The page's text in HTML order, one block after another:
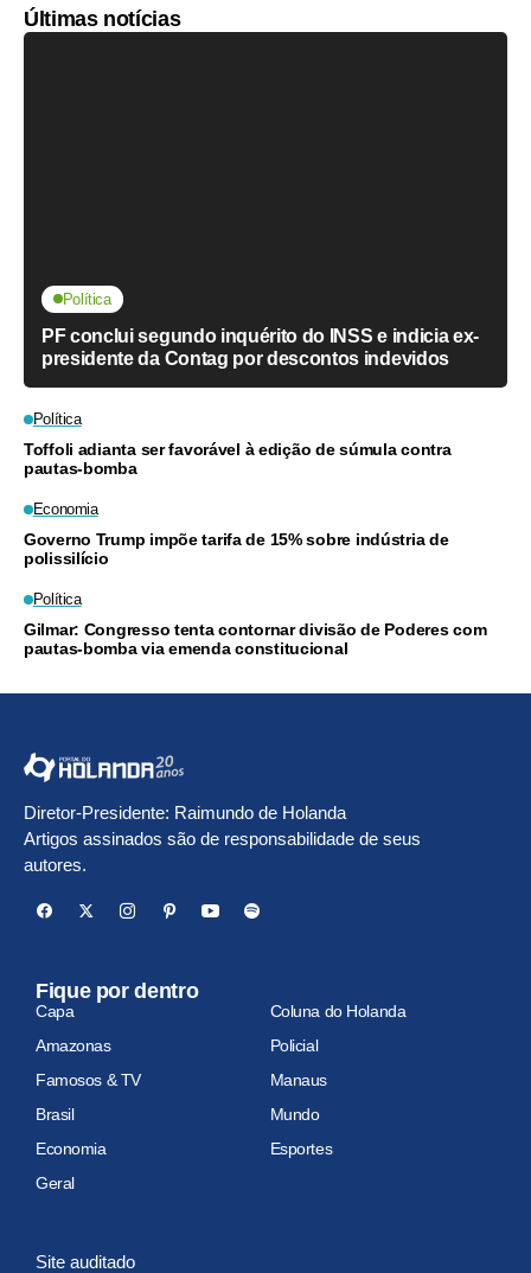
Últimas notícias
Política
PF conclui segundo inquérito do INSS e indicia ex-
presidente da Contag por descontos indevidos
Política
Toffoli adianta ser favorável à edição de súmula contra
pautas-bomba
Economia
Governo Trump impõe tarifa de 15% sobre indústria de
polissilício
Política
Gilmar: Congresso tenta contornar divisão de Poderes com
pautas-bomba via emenda constitucional
Diretor-Presidente: Raimundo de Holanda
Artigos assinados são de responsabilidade de seus
autores.
Fique por dentro
Capa
Coluna do Holanda
Amazonas
Policial
Famosos & TV
Manaus
Brasil
Mundo
Economia
Esportes
Geral
Site auditado